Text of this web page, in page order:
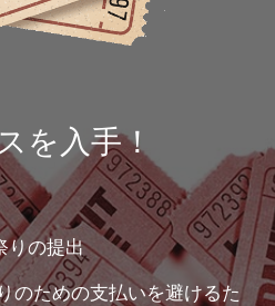
を入手！
の提出
ための支払いを避けるた